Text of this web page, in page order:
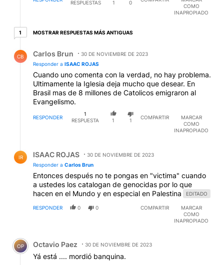
RESPUESTAS
1 0
COMO
INAPROPIADO
11 respuesta más antiguas
MOSTRAR RESPUESTAS MÁS ANTIGUAS
CB Carlos Brun
30 DE NOVIEMBRE DE 2023
Responder a ISAAC ROJAS
Cuando uno comenta con la verdad, no hay problema.
Ultimamente la Iglesia deja mucho que desear. En
Brasil mas de 8 millones de Catolicos emigraron al
Evangelismo.
RESPONDER
1
RESPUESTA
1 1
COMPARTIR
MARCAR
COMO
INAPROPIADO
IR ISAAC ROJAS
30 DE NOVIEMBRE DE 2023
Responder a Carlos Brun
Entonces después no te pongas en "victima" cuando
a ustedes los catalogan de genocidas por lo que
hacen en el Mundo y en especial en Palestina
EDITADO
RESPONDER 0 0 COMPARTIR
MARCAR
COMO
INAPROPIADO
Comentario de Octavio Paez.
OP Octavio Paez 30 DE NOVIEMBRE DE 2023
Yá está .... mordió banquina.